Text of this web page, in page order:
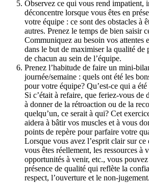
Observez ce qui vous rend impatient,
déconcentre lorsque vous êtes en
votre équipe : ce sont des obstacles à
autres. Prenez le temps de bien saisir
Communiquez au besoin vos attentes
dans le but de maximiser la qualité de
de chacun au sein de l’équipe.
Prenez l’habitude de faire un mini-
journée/semaine : quels ont été les
pour votre équipe? Qu’est-ce qui a
Si c’était à refaire, que feriez-vous de
à donner de la rétroaction ou de la
quelqu’un, ce serait à qui? Cet
aidera à bâtir vos muscles et à vous
points de repère pour parfaire votre
Lorsque vous avez l’esprit clair sur ce
vous êtes réellement, les ressources à
opportunités à venir, etc., vous
présence de qualité qui reflète la
respect, l’ouverture et le non-jugement.